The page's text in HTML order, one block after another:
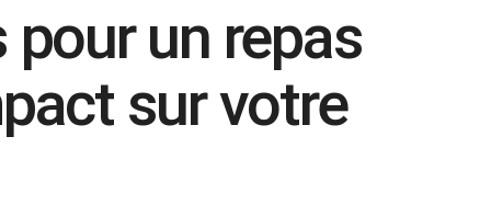
un repas
sur votre